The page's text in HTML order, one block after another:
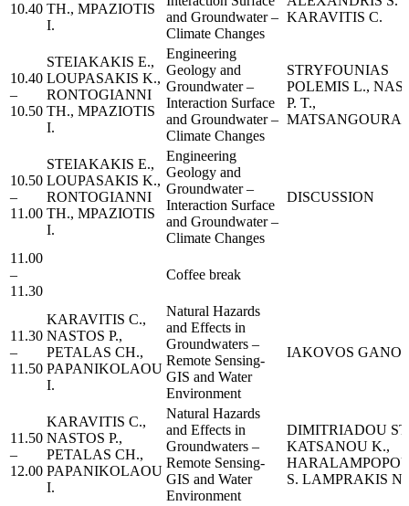
10.40 TH., MPAZIOTIS
I.
and Groundwater –
Climate Changes
KARAVITIS C.
10.40
–
10.50
STEIAKAKIS E.,
LOUPASAKIS K.,
RONTOGIANNI
TH., MPAZIOTIS
I.
Engineering
Geology and
Groundwater –
Interaction Surface
and Groundwater –
Climate Changes
STRYFOUNIAS
POLEMIS L.,
P. T.,
10.50
–
11.00
STEIAKAKIS E.,
LOUPASAKIS K.,
RONTOGIANNI
TH., MPAZIOTIS
I.
Engineering
Geology and
Groundwater –
Interaction Surface
and Groundwater –
Climate Changes
DISCUSSION
11.00
–
11.30
Coffee break
11.30
–
11.50
KARAVITIS C.,
NASTOS P.,
PETALAS CH.,
PAPANIKOLAOU
I.
Natural Hazards
and Effects in
Groundwaters –
Remote Sensing-
GIS and Water
Environment
IAKOVOS
11.50
–
12.00
KARAVITIS C.,
NASTOS P.,
PETALAS CH.,
PAPANIKOLAOU
I.
Natural Hazards
and Effects in
Groundwaters –
Remote Sensing-
GIS and Water
Environment
DIMITRIADOU
KATSANOU K.,
S. LAMPRAKIS N.